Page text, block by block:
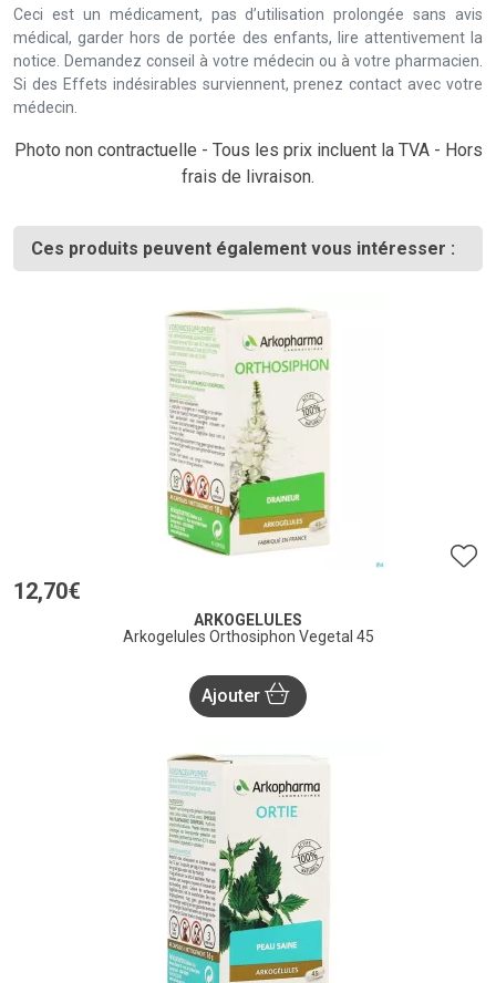
Ceci est un médicament, pas d’utilisation prolongée sans avis
médical, garder hors de portée des enfants, lire attentivement la
notice. Demandez conseil à votre médecin ou à votre pharmacien.
Si des Effets indésirables surviennent, prenez contact avec votre
médecin.
Photo non contractuelle - Tous les prix incluent la TVA - Hors
frais de livraison.
Ces produits peuvent également vous intéresser :
12,70€
ARKOGELULES
Arkogelules Orthosiphon Vegetal 45
Ajouter